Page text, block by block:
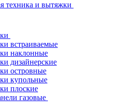
техника и вытяжки
встраиваемые
наклонные
дизайнерские
островные
купольные
плоские
газовые